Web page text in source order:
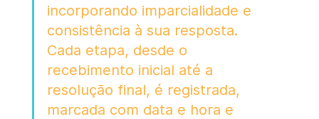
incorporando imparcialidade e
consistência à sua resposta.
Cada etapa, desde o
recebimento inicial até a
resolução final, é registrada,
marcada com data e hora e